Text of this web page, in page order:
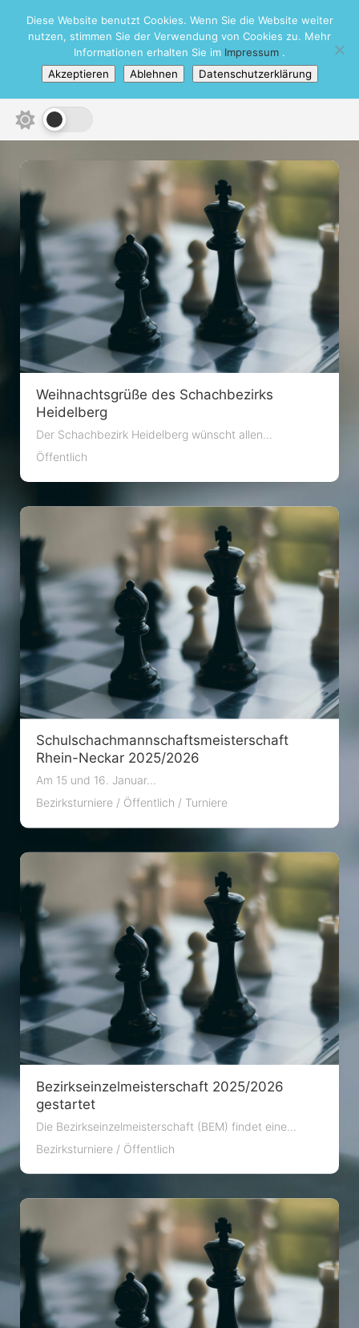
content
Schachbezirk Heidelberg e.V.
Weihnachtsgrüße des Schachbezirks
Heidelberg
Der Schachbezirk Heidelberg wünscht allen...
Öffentlich
Schulschachmannschaftsmeisterschaft
Rhein-Neckar 2025/2026
Am 15 und 16. Januar...
Bezirksturniere / Öffentlich / Turniere
Bezirkseinzelmeisterschaft 2025/2026
gestartet
Die Bezirkseinzelmeisterschaft (BEM) findet eine...
Bezirksturniere / Öffentlich
Diese Website benutzt Cookies. Wenn Sie die Website weiter
nutzen, stimmen Sie der Verwendung von Cookies zu. Mehr
Informationen erhalten Sie im Impressum .
Akzeptieren
Ablehnen Datenschutzerklärung